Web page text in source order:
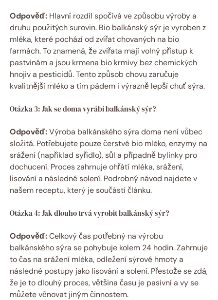
Odpověď: Hlavní rozdíl spočívá ve způsobu výroby a
druhu použitých surovin. Bio balkánský sýr je vyroben z
mléka, které pochází od zvířat chovaných na bio
farmách. To znamená, že zvířata mají volný přístup k
pastvinám a jsou krmena bio krmivy bez chemických
hnojiv a pesticidů. Tento způsob chovu zaručuje
kvalitnější mléko a tím pádem i výrazně lepší chuť sýra.
Otázka 3: Jak se doma vyrábí balkánský sýr?
Odpověď:Výroba balkánského sýra doma není vůbec
složitá. Potřebujete pouze čerstvé bio mléko, enzymy na
srážení (například syřidlo), sůl a případně bylinky pro
dochucení. Proces zahrnuje ohřátí mléka, srážení,
lisování a následné solení. Podrobný návod najdete v
našem receptu, který je součástí článku.
Otázka 4: Jak dlouho trvá vyrobit balkánský sýr?
Odpověď:Celkový čas potřebný na výrobu
balkánského sýra se pohybuje kolem 24 hodin. Zahrnuje
to čas na srážení mléka, odležení sýrové hmoty a
následné postupy jako lisování a solení. Přestože se zdá,
že je to dlouhý proces, většina času je pasivní a vy se
můžete věnovat jiným činnostem.